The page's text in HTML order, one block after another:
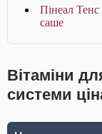
Пінеал
саше
Вітаміни
системи